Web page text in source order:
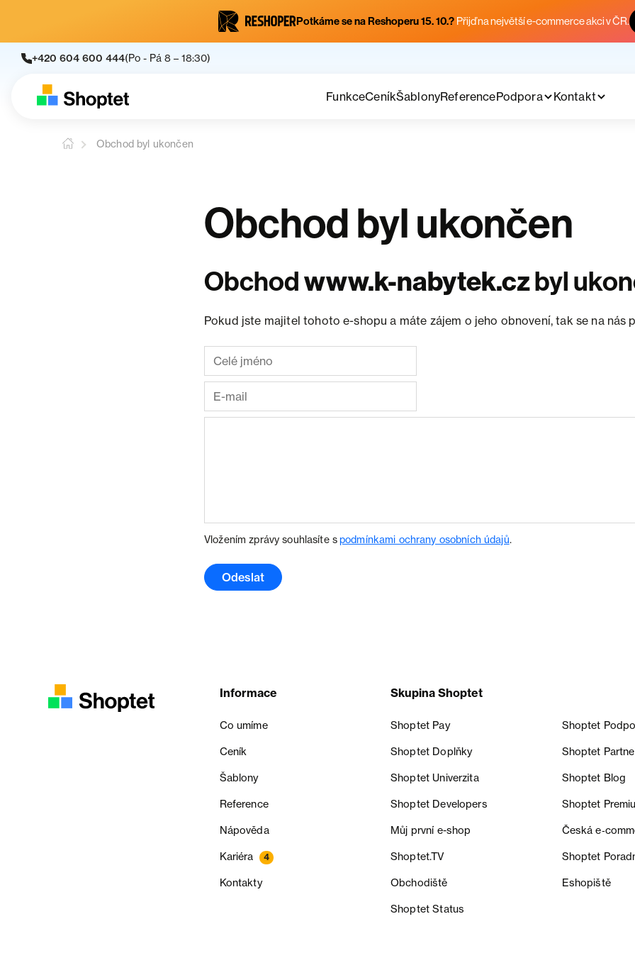
Potkáme se na Reshoperu 15. 10.? Přijď na největší e-commerce akci v ČR.
+420 604 600 444(Po - Pá 8 – 18:30)
FunkceCeníkŠablonyReferencePodpora Kontakt
Obchod byl ukončen
Obchod byl ukončen
Obchodwww.k-nabytek.czbyl
Pokud jste majitel tohoto e-shopu a máte zájem o jeho obnovení, tak se na nás
Vložením zprávy souhlasíte spodmínkami ochrany osobních údajů.
Odeslat
Informace
Co umíme
Ceník
Šablony
Reference
Nápověda
Kariéra 4
Kontakty
Skupina Shoptet
Shoptet Pay Shoptet
Shoptet Doplňky Shoptet
Shoptet Univerzita Shoptet Blog
Shoptet Developers Shoptet
Můj první e-shop Česká
Shoptet.TV Shoptet
Obchodiště Eshopiště
Shoptet Status